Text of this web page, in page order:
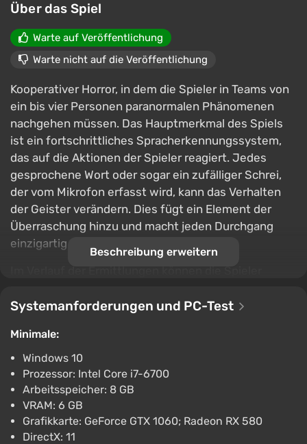
Über das Spiel
Warte auf Veröffentlichung
Warte nicht auf die Veröffentlichung
Kooperativer Horror, in dem die Spieler in Teams von
ein bis vier Personen paranormalen Phänomenen
nachgehen müssen. Das Hauptmerkmal des Spiels
ist ein fortschrittliches Sprach­erkennungssystem,
das auf die Aktionen der Spieler reagiert. Jedes
gesprochene Wort oder sogar ein zufälliger Schrei,
der vom Mikrofon erfasst wird, kann das Verhalten
der Geister verändern. Dies fügt ein Element der
Überraschung hinzu und macht jeden Durchgang
einzigartig.
Beweise zu finden und übernatürliche Phänomene
angepasst werden, und NPCs helfen, indem sie neue
Ausrüstung bereitstellen und Informationen über die
Standorte teilen.
Im Spiel gibt es besessene Zonen – jede von ihnen
hat ihre eigene Geschichte und einzigartige
paranormale Aktivität. Die Spieler müssen diese
Beschreibung erweitern
Systemanforderungen und PC-Test
Minimale:
Windows 10
Prozessor: Intel Core i7-6700
Arbeitsspeicher: 8 GB
VRAM: 6 GB
Grafikkarte: GeForce GTX 1060; Radeon RX 580
DirectX: 11